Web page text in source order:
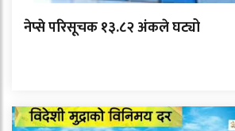
नेप्से परिसूचक १३.८२ अंकले घट्यो